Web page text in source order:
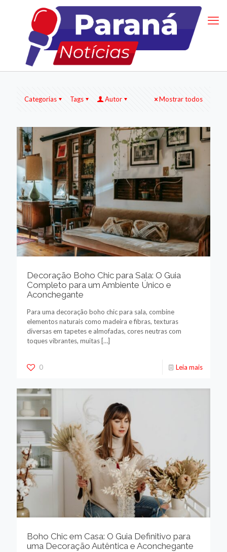
Categorias Tags Autor Mostrar todos
Decoração Boho Chic para Sala: O Guia
Completo para um Ambiente Único e
Aconchegante
Para uma decoração boho chic para sala, combine
elementos naturais como madeira e fibras, texturas
diversas em tapetes e almofadas, cores neutras com
toques vibrantes, muitas […]
0 Leia mais
Boho Chic em Casa: O Guia Definitivo para
uma Decoração Autêntica e Aconchegante